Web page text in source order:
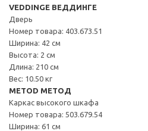
VEDDINGE ВЕДДИНГЕ
Дверь
Номер товара: 403.673.51
Ширина: 42 см
Высота: 2 см
Длина: 210 см
Вес: 10.50 кг
METOD МЕТОД
Каркас высокого шкафа
Номер товара: 503.679.54
Ширина: 61 см